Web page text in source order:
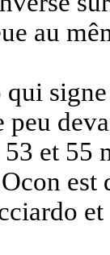
au
peu
et 55
est